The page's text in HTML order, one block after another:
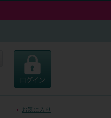
お気に入り